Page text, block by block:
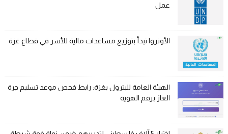
عمل
الأونروا تبدأ بتوزيع مساعدات مالية للأسر في قطاع غزة
الهيئة العامة للبترول بغزة: رابط فحص موعد تسليم جرة
الغاز برقم الهوية